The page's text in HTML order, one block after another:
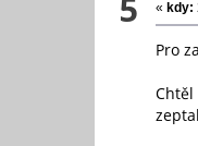
«kdy:
Pro
Chtěl